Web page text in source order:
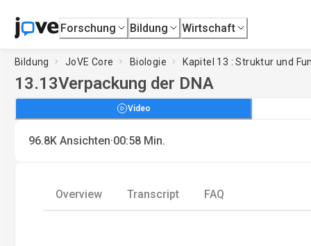
Forschung Bildung Wirtschaft
Bildung JoVE Core Biologie Kapitel 13 : Struktur und
13.13Verpackung der DNA
Video
96.8K Ansichten·00:58 Min.
Overview Transcript FAQ